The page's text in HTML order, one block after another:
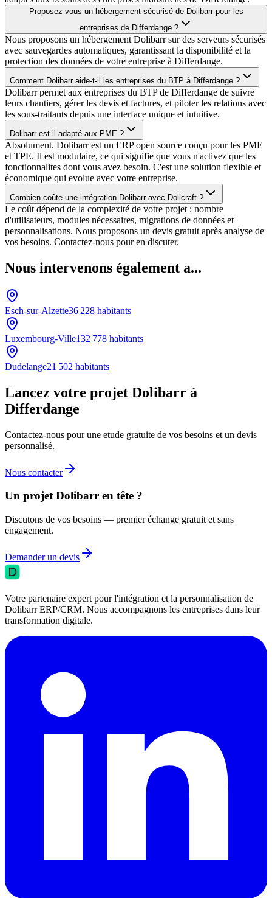
Proposez-vous un hébergement sécurisé de Dolibarr pour les
entreprises de Differdange ?
Nous proposons un hébergement Dolibarr sur des serveurs sécurisés
avec sauvegardes automatiques, garantissant la disponibilité et la
protection des données de votre entreprise à Differdange.
Comment Dolibarr aide-t-il les entreprises du BTP à Differdange ?
Dolibarr permet aux entreprises du BTP de Differdange de suivre
leurs chantiers, gérer les devis et factures, et piloter les relations avec
les sous-traitants depuis une interface unique et intuitive.
Dolibarr est-il adapté aux PME ?
Absolument. Dolibarr est un ERP open source conçu pour les PME
et TPE. Il est modulaire, ce qui signifie que vous n'activez que les
fonctionnalites dont vous avez besoin. C'est une solution flexible et
économique qui evolue avec votre entreprise.
Combien coûte une intégration Dolibarr avec Dolicraft ?
Le coût dépend de la complexité de votre projet : nombre
d'utilisateurs, modules nécessaires, migrations de données et
personnalisations. Nous proposons un devis gratuit après analyse de
vos besoins. Contactez-nous pour en discuter.
Nous intervenons également a...
Esch-sur-Alzette36 228 habitants
Luxembourg-Ville132 778 habitants
Dudelange21 502 habitants
Lancez votre projet Dolibarr à
Differdange
Contactez-nous pour une etude gratuite de vos besoins et un devis
personnalisé.
Nous contacter
Un projet Dolibarr en tête ?
Discutons de vos besoins — premier échange gratuit et sans
engagement.
Demander un devis
Votre partenaire expert pour l'intégration et la personnalisation de
Dolibarr ERP/CRM. Nous accompagnons les entreprises dans leur
transformation digitale.